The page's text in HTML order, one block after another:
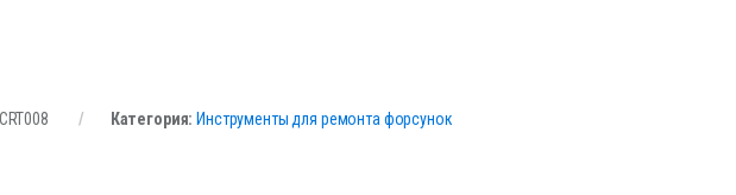
CRT008 Категория: Инструменты для ремонта форсунок